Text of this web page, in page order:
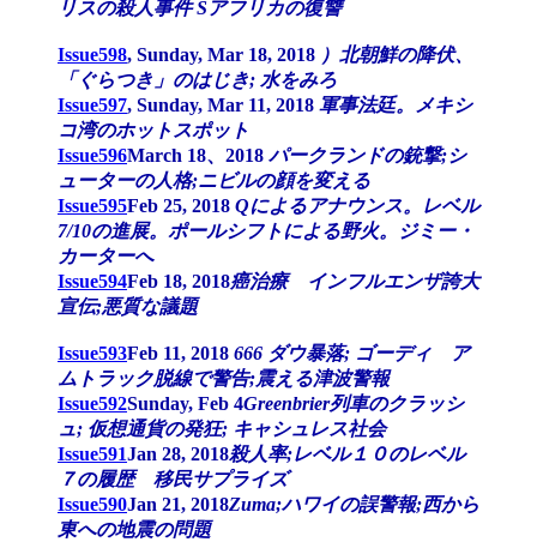
リスの殺人事件 Sアフリカの復讐
Issue598, Sunday, Mar 18, 2018 ）北朝鮮の降伏、
「ぐらつき」のはじき; 水をみろ
Issue597, Sunday, Mar 11, 2018 軍事法廷。メキシ
コ湾のホットスポット
Issue596March 18、2018 パークランドの銃撃;シ
ューターの人格;ニビルの顔を変える
Issue595Feb 25, 2018 Qによるアナウンス。レベル
7/10の進展。ポールシフトによる野火。ジミー・
カーターへ
Issue594Feb 18, 2018癌治療 インフルエンザ誇大
宣伝;悪質な議題
Issue593Feb 11, 2018 666 ダウ暴落; ゴーディ ア
ムトラック脱線で警告;震える津波警報
Issue592Sunday, Feb 4Greenbrier列車のクラッシ
ュ; 仮想通貨の発狂; キャシュレス社会
Issue591Jan 28, 2018殺人率;レベル１０のレベル
７の履歴 移民サプライズ
Issue590Jan 21, 2018Zuma;ハワイの誤警報;西から
東への地震の問題